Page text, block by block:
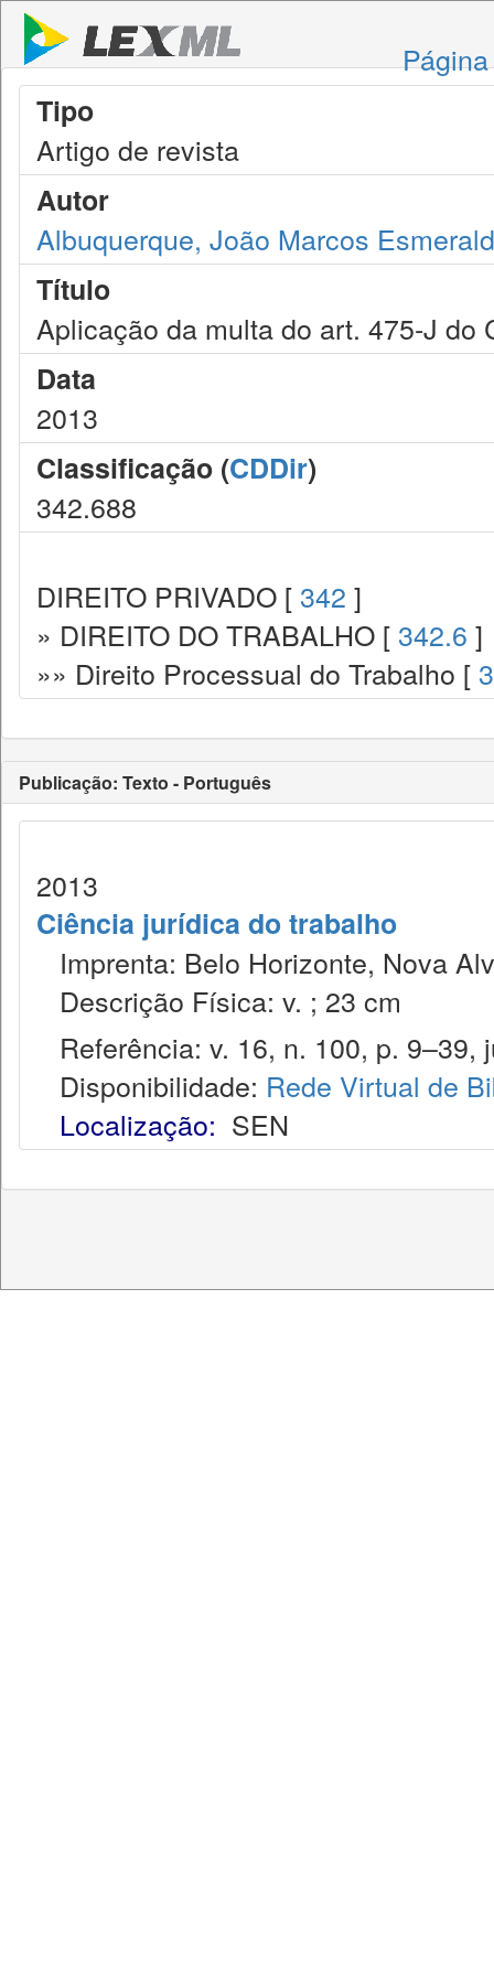
Tipo
Artigo de revista
Autor
Albuquerque, João Marcos
Título
Aplicação da multa do art. 475-J do
Data
2013
Classificação (CDDir)
342.688
DIREITO PRIVADO [ 342 ]
» DIREITO DO TRABALHO [ 342.6 ]
»» Direito Processual do Trabalho [
Publicação: Texto - Português
2013
Ciência jurídica do trabalho
Imprenta: Belo Horizonte, Nova
Descrição Física: v. ; 23 cm
Referência: v. 16, n. 100, p. 9–39,
Disponibilidade: Rede Virtual de
Localização: SEN